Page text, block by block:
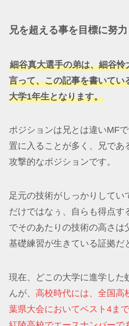
兄を超える事を目標に努
細谷真大選手の弟は、細谷
言って、この記事を書いてい
大学1年生となります。
ポジションは兄とは違いMF
置に入ることが多く、兄であ
攻撃的なポジションです。
足元の技術がしっかりしてい
だけではなぅ、自らも得点す
でそのあたりの技術の高さは
基礎練習が生きている証拠だ
現在、どこの大学に進学した
んが、 高校時代には、全国高
葉県大会においてベスト4ま